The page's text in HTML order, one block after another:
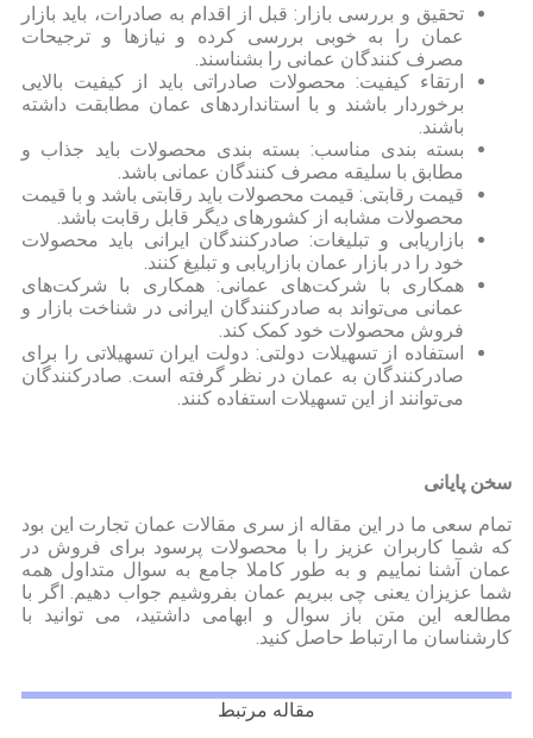
تحقیق و بررسی بازار: قبل از اقدام به صادرات، باید بازار
عمان را به خوبی بررسی کرده و نیازها و ترجیحات
مصرف کنندگان عمانی را بشناسند.
ارتقاء کیفیت: محصولات صادراتی باید از کیفیت بالایی
برخوردار باشند و با استانداردهای عمان مطابقت داشته
باشند.
بسته بندی مناسب: بسته بندی محصولات باید جذاب و
مطابق با سلیقه مصرف کنندگان عمانی باشد.
قیمت رقابتی: قیمت محصولات باید رقابتی باشد و با قیمت
محصولات مشابه از کشورهای دیگر قابل رقابت باشد.
بازاریابی و تبلیغات: صادرکنندگان ایرانی باید محصولات
خود را در بازار عمان بازاریابی و تبلیغ کنند.
همکاری با شرکت‌های عمانی: همکاری با شرکت‌های
عمانی می‌تواند به صادرکنندگان ایرانی در شناخت بازار و
فروش محصولات خود کمک کند.
استفاده از تسهیلات دولتی: دولت ایران تسهیلاتی را برای
صادرکنندگان به عمان در نظر گرفته است. صادرکنندگان
می‌توانند از این تسهیلات استفاده کنند.
سخن پایانی
تمام سعی ما در این مقاله از سری مقالات عمان تجارت این بود
که شما کاربران عزیز را با محصولات پرسود برای فروش در
عمان آشنا نماییم و به طور کاملا جامع به سوال متداول همه
شما عزیزان یعنی چی ببریم عمان بفروشیم جواب دهیم. اگر با
مطالعه این متن باز سوال و ابهامی داشتید، می توانید با
کارشناسان ما ارتباط حاصل کنید.
مقاله مرتبط